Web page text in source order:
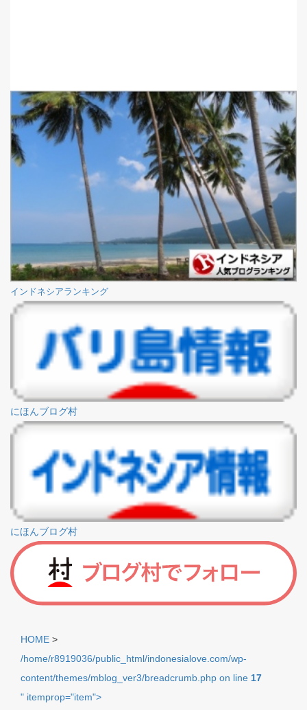
インドネシアランキング
にほんブログ村
にほんブログ村
HOME >
/home/r8919036/public_html/indonesialove.com/wp-
content/themes/mblog_ver3/breadcrumb.php on line 17
" itemprop="item">